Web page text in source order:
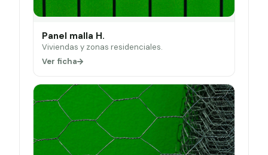
Panel malla H.
Viviendas y zonas residenciales.
Ver ficha